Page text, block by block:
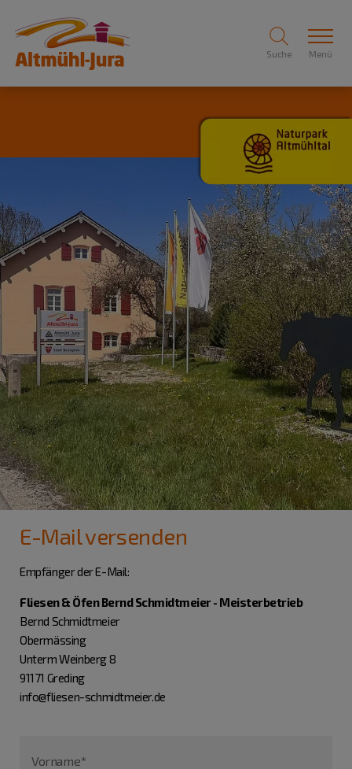
Suche Menü
E-Mail versenden
Empfänger der E-Mail:
Fliesen & Öfen Bernd Schmidtmeier - Meisterbetrieb
Bernd Schmidtmeier
Obermässing
Unterm Weinberg 8
91171 Greding
info@fliesen-schmidtmeier.de
Vorname*